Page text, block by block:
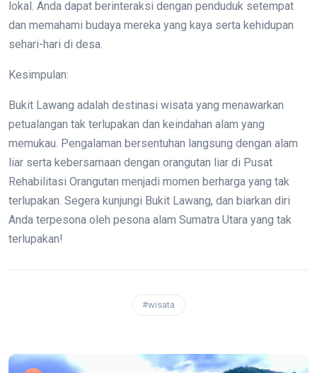
lokal. Anda dapat berinteraksi dengan penduduk setempat
dan memahami budaya mereka yang kaya serta kehidupan
sehari-hari di desa.
Kesimpulan:
Bukit Lawang adalah destinasi wisata yang menawarkan
petualangan tak terlupakan dan keindahan alam yang
memukau. Pengalaman bersentuhan langsung dengan alam
liar serta kebersamaan dengan orangutan liar di Pusat
Rehabilitasi Orangutan menjadi momen berharga yang tak
terlupakan. Segera kunjungi Bukit Lawang, dan biarkan diri
Anda terpesona oleh pesona alam Sumatra Utara yang tak
terlupakan!
#wisata